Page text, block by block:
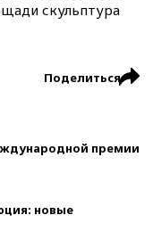
скульптура
Поделиться
премии
новые